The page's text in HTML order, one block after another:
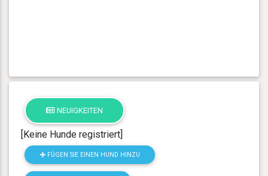
NEUIGKEITEN
[Keine Hunde registriert]
FÜGEN SIE EINEN HUND HINZU